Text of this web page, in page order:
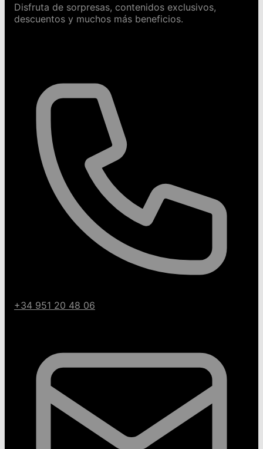
Disfruta de sorpresas, contenidos exclusivos,
descuentos y muchos más beneficios.
+34 951 20 48 06